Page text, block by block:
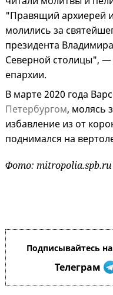
"Правящий архиерей
молились за
президента
Северной столицы",
епархии.
В марте 2020 года
Петербургом, молясь
избавление из от
поднимался на
Фото: mitropolia.spb.ru
Подписывайтесь
Телеграм